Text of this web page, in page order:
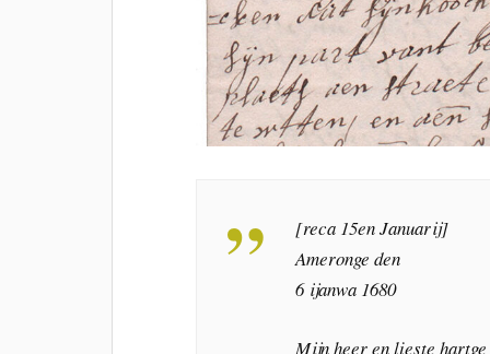
[reca 15en Januarij]
Ameronge den
6 ijanwa 1680
Mijn heer en lieste hartge